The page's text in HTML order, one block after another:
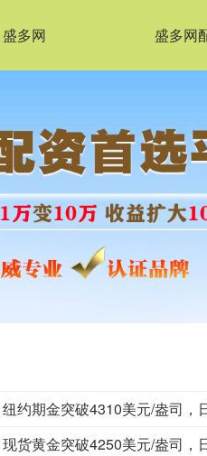
盛多网 盛多网
纽约期金突破4310美元/盎司，
现货黄金突破4250美元/盎司，